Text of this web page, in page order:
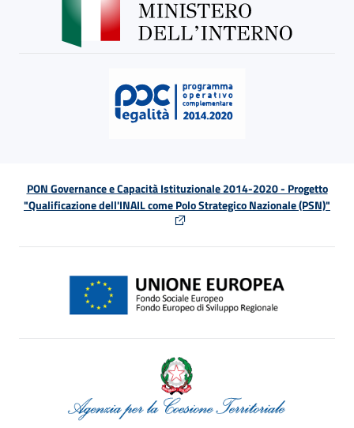
PON Governance e Capacità Istituzionale 2014-2020 - Progetto
"Qualificazione dell'INAIL come Polo Strategico Nazionale (PSN)"